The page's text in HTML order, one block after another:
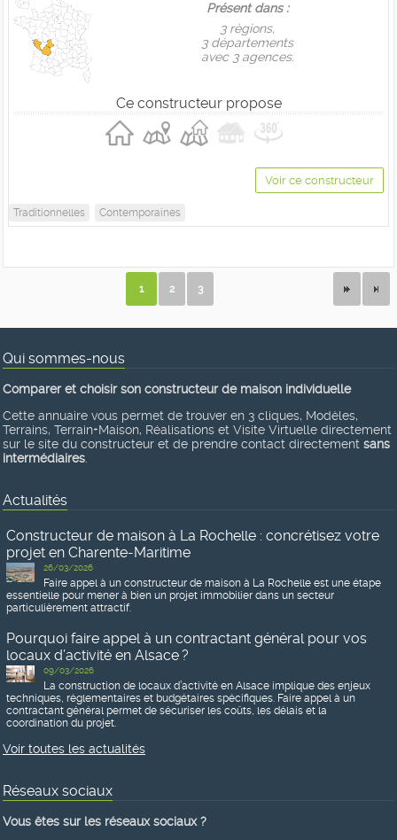
Présent dans :
3 règions,
3 départements
avec 3 agences.
Ce constructeur propose
Voir ce constructeur
Traditionnelles Contemporaines
1 2 3
Qui sommes-nous
Comparer et choisir son constructeur de maison individuelle
Cette annuaire vous permet de trouver en 3 cliques, Modèles,
Terrains, Terrain+Maison, Réalisations et Visite Virtuelle directement
sur le site du constructeur et de prendre contact directement sans
intermédiaires
Actualités
Constructeur de maison à La Rochelle : concrétisez votre
projet en Charente-Maritime
26/03/2026
Faire appel à un constructeur de maison à La Rochelle est une étape
essentielle pour mener à bien un projet immobilier dans un secteur
particulièrement attractif.
Pourquoi faire appel à un contractant général pour vos
locaux d’activité en Alsace ?
09/03/2026
La construction de locaux d’activité en Alsace implique des enjeux
techniques, réglementaires et budgétaires spécifiques. Faire appel à un
contractant général permet de sécuriser les coûts, les délais et la
coordination du projet.
Voir toutes les actualités
Réseaux sociaux
Vous êtes sur les réseaux sociaux ?